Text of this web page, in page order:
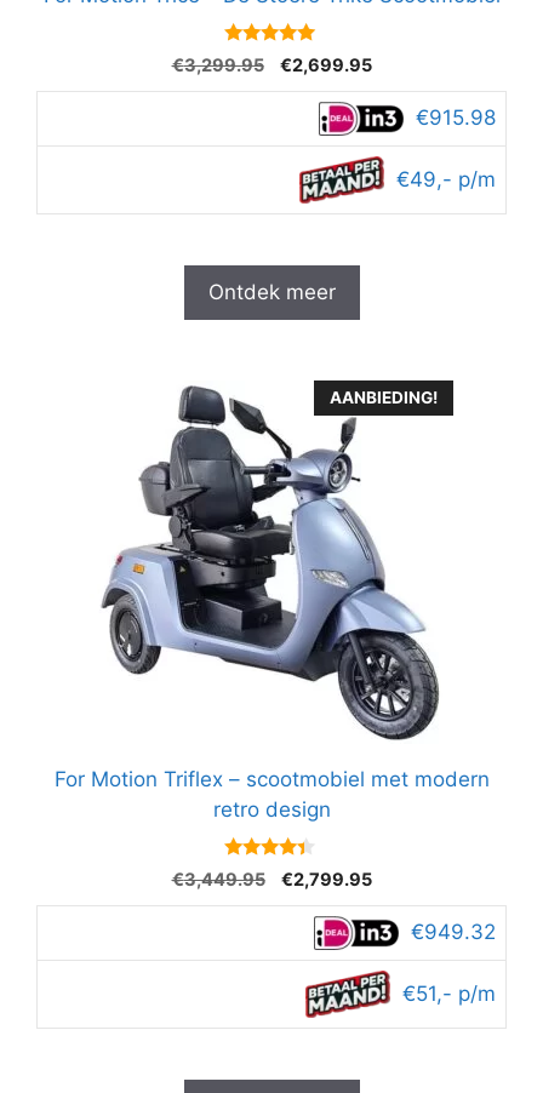
4.9
van 5
€3,299.95
Oorspronkelijke
prijs
€3,299.95.
€2,699.95Huidige
prijs
is:
€2,699.95.
€915.98
€49,- p/m
Ontdek meer
AANBIEDING!
For Motion Triflex – scootmobiel met modern
retro design
4.2
van 5
€3,449.95
Oorspronkelijke
prijs
was:
€3,449.95.
€2,799.95Huidige
prijs
is:
€2,799.95.
€949.32
€51,- p/m